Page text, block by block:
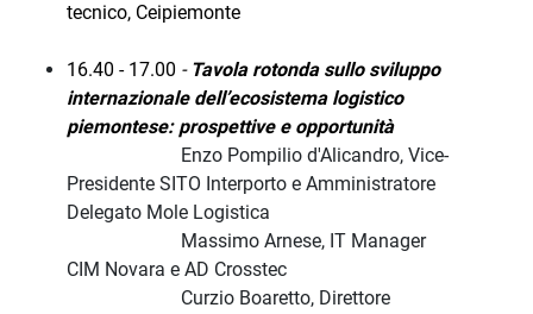
tecnico, Ceipiemonte
16.40 - 17.00 - Tavola rotonda sullo sviluppo
internazionale dell’ecosistema logistico
piemontese: prospettive e opportunità
Enzo Pompilio d'Alicandro, Vice-
Presidente SITO Interporto e Amministratore
Delegato Mole Logistica
Massimo Arnese, IT Manager
CIM Novara e AD Crosstec
Curzio Boaretto, Direttore